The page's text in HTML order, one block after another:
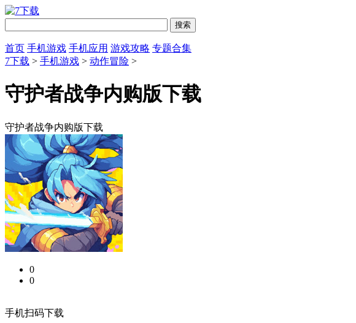
首页 手机游戏 手机应用 游戏攻略 专题合集
7下载 > 手机游戏 > 动作冒险 >
守护者战争内购版下载
守护者战争内购版下载
0
0
手机扫码下载